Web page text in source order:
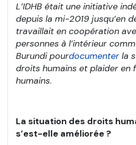
L’IDHB était une initiative
depuis la mi-2019 jusqu’en
travaillait en coopération
personnes à l’intérieur
Burundi pourdocumenter la
droits humains et plaider en
humains.
La situation des droits
s’est-elle améliorée ?